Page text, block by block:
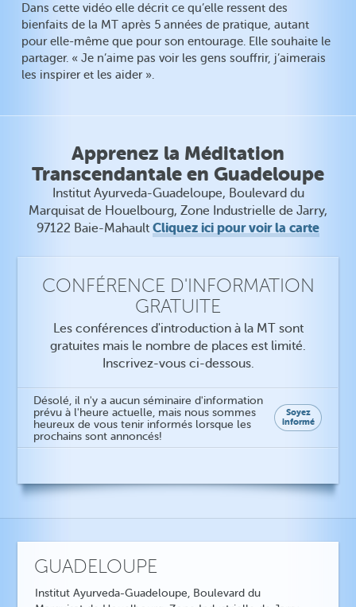
Dans cette vidéo elle décrit ce qu’elle ressent des
bienfaits de la MT après 5 années de pratique, autant
pour elle-même que pour son entourage. Elle souhaite le
partager. « Je n’aime pas voir les gens souffrir, j’aimerais
les inspirer et les aider ».
Apprenez la Méditation
Transcendantale en Guadeloupe
Institut Ayurveda-Guadeloupe, Boulevard du
Marquisat de Houelbourg, Zone Industrielle de Jarry,
97122 Baie-Mahault Cliquez ici pour voir la carte
CONFÉRENCE D'INFORMATION
GRATUITE
Les conférences d'introduction à la MT sont
gratuites mais le nombre de places est limité.
Inscrivez-vous ci-dessous.
Désolé, il n'y a aucun séminaire d'information
prévu à l'heure actuelle, mais nous sommes
heureux de vous tenir informés lorsque les
prochains sont annoncés!
Soyez
informé
GUADELOUPE
Institut Ayurveda-Guadeloupe, Boulevard du